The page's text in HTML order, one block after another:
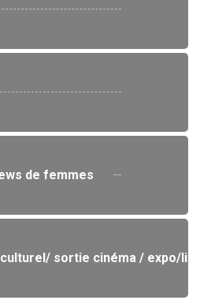
de femmes
sortie cinéma / expo/